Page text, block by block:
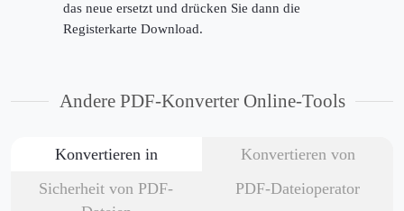
das neue ersetzt und drücken Sie dann die
Registerkarte Download.
Andere PDF-Konverter Online-Tools
Konvertieren in
Konvertieren von
Sicherheit von PDF-
PDF-Dateioperator